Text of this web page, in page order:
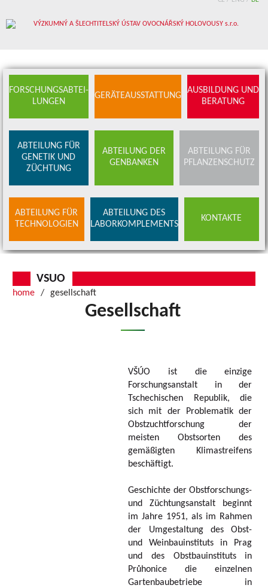
FORSCHUNGSABTEI-
LUNGEN
GERÄTEAUSSTATTUNG
AUSBILDUNG UND
BERATUNG
ABTEILUNG FÜR
GENETIK UND
ZÜCHTUNG
ABTEILUNG DER
GENBANKEN
ABTEILUNG FÜR
PFLANZENSCHUTZ
ABTEILUNG FÜR
TECHNOLOGIEN
ABTEILUNG DES
LABORKOMPLEMENTS
KONTAKTE
VSUO
home gesellschaft
Gesellschaft
VŠÚO ist die einzige
Forschungsanstalt in der
Tschechischen Republik, die
sich mit der Problematik der
Obstzuchtforschung der
meisten Obstsorten des
gemäßigten Klimastreifens
beschäftigt.
Geschichte der Obstforschungs-
und Züchtungsanstalt beginnt
im Jahre 1951, als im Rahmen
der Umgestaltung des Obst-
und Weinbauinstituts in Prag
und des Obstbauinstituts in
Průhonice die einzelnen
Gartenbaubetriebe in